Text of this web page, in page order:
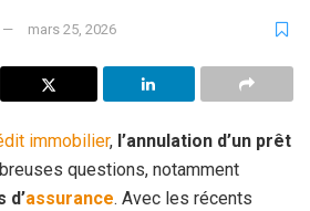
mars 25, 2026
immobilier, l’annulation d’un prêt
questions, notamment
d’assurance. Avec les récents